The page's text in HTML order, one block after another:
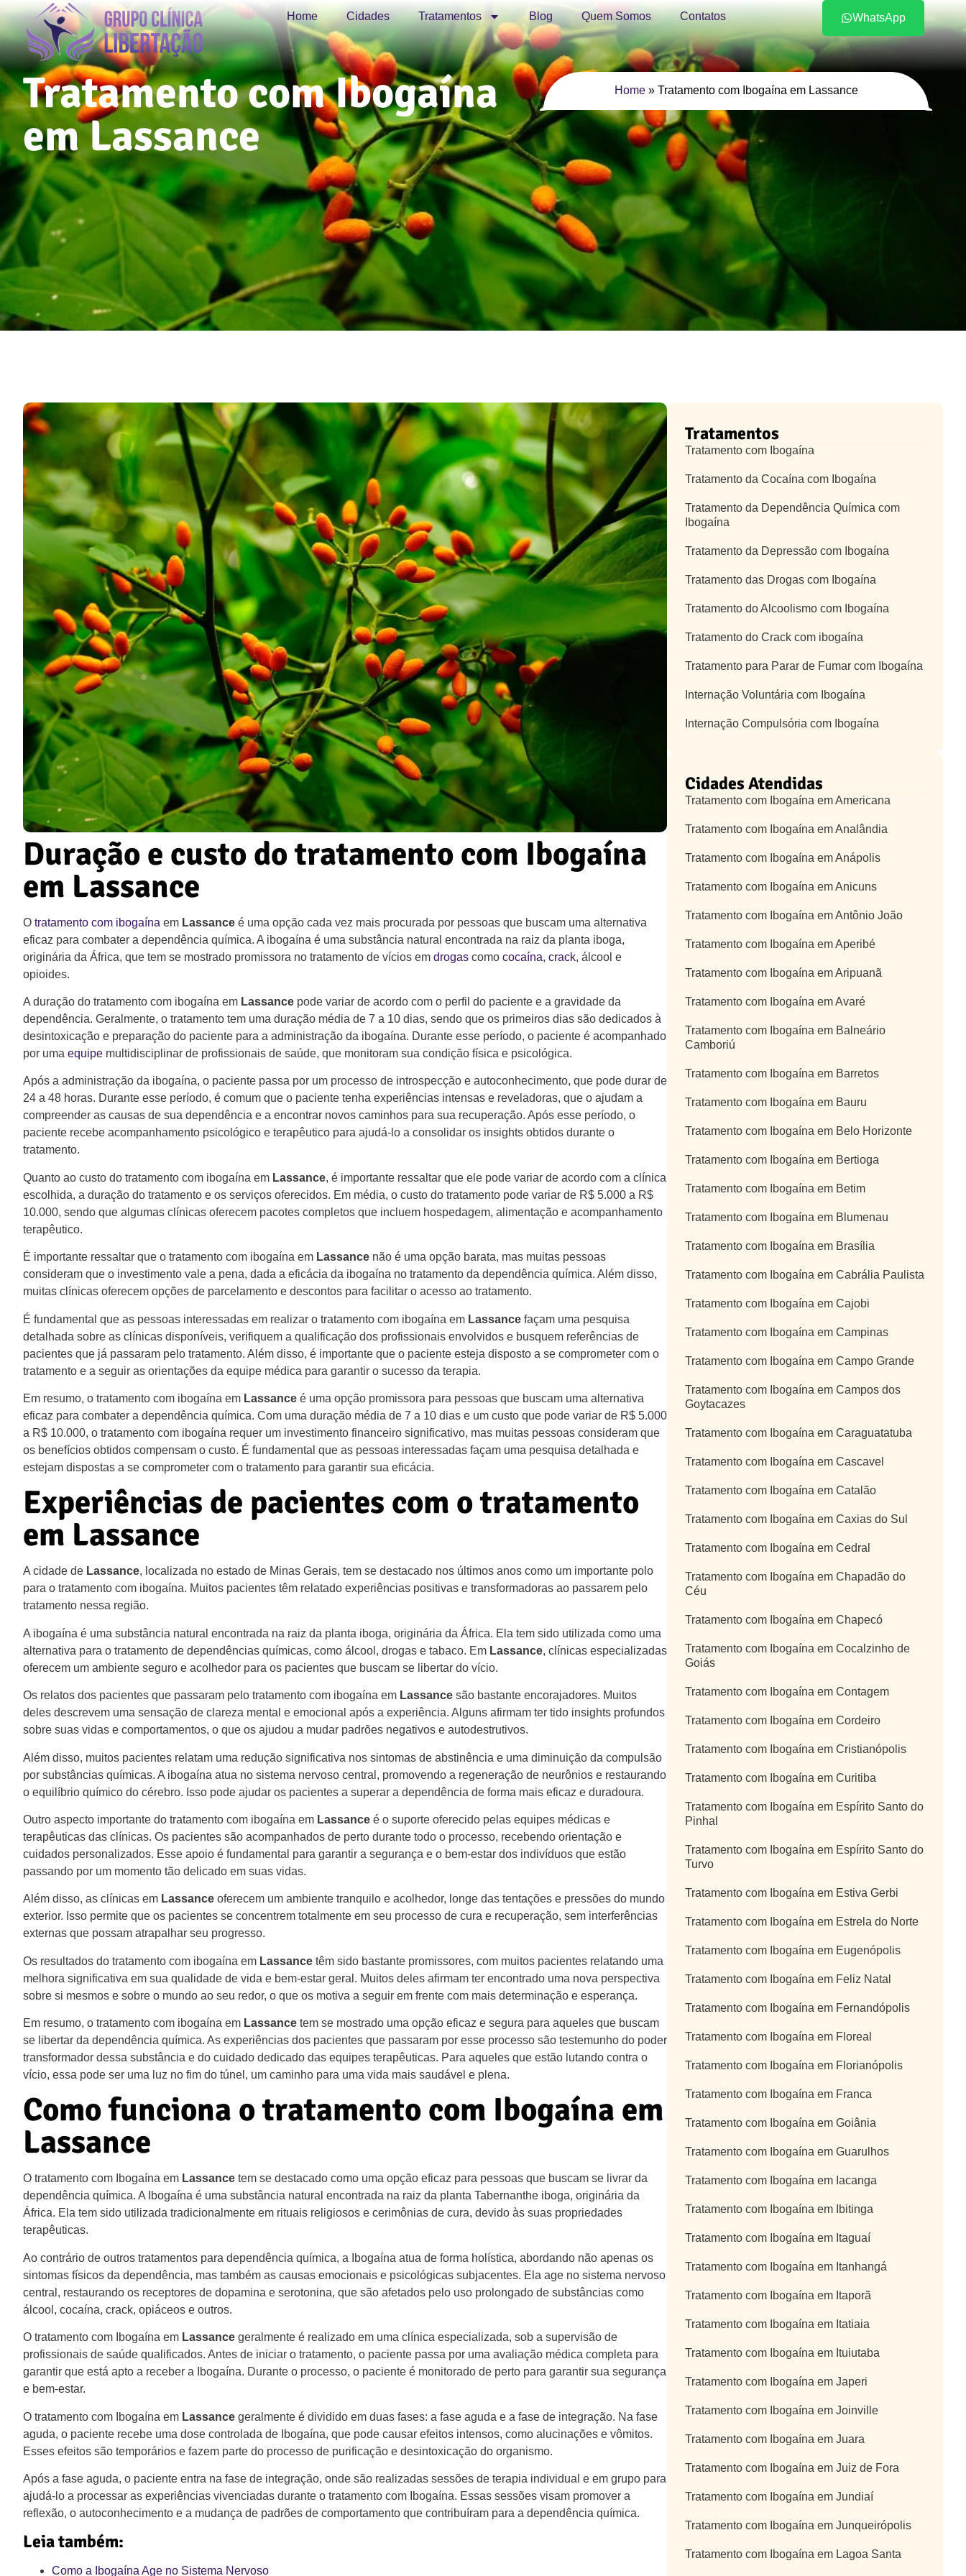
Home Cidades Tratamentos Blog Quem Somos Contatos WhatsApp
Tratamento com Ibogaína
em Lassance
Home» Tratamento com Ibogaína em Lassance
Duração e custo do tratamento com Ibogaína
em Lassance
O tratamento com ibogaína em Lassance é uma opção cada vez mais procurada por pessoas que buscam uma alternativa
eficaz para combater a dependência química. A ibogaína é uma substância natural encontrada na raiz da planta iboga,
originária da África, que tem se mostrado promissora no tratamento de vícios em drogas como cocaína, crack, álcool e
opioides.
A duração do tratamento com ibogaína em Lassance pode variar de acordo com o perfil do paciente e a gravidade da
dependência. Geralmente, o tratamento tem uma duração média de 7 a 10 dias, sendo que os primeiros dias são dedicados à
desintoxicação e preparação do paciente para a administração da ibogaína. Durante esse período, o paciente é acompanhado
por uma equipe multidisciplinar de profissionais de saúde, que monitoram sua condição física e psicológica.
Após a administração da ibogaína, o paciente passa por um processo de introspecção e autoconhecimento, que pode durar de
24 a 48 horas. Durante esse período, é comum que o paciente tenha experiências intensas e reveladoras, que o ajudam a
compreender as causas de sua dependência e a encontrar novos caminhos para sua recuperação. Após esse período, o
paciente recebe acompanhamento psicológico e terapêutico para ajudá-lo a consolidar os insights obtidos durante o
tratamento.
Quanto ao custo do tratamento com ibogaína em Lassance, é importante ressaltar que ele pode variar de acordo com a clínica
escolhida, a duração do tratamento e os serviços oferecidos. Em média, o custo do tratamento pode variar de R$ 5.000 a R$
10.000, sendo que algumas clínicas oferecem pacotes completos que incluem hospedagem, alimentação e acompanhamento
terapêutico.
É importante ressaltar que o tratamento com ibogaína em Lassance não é uma opção barata, mas muitas pessoas
consideram que o investimento vale a pena, dada a eficácia da ibogaína no tratamento da dependência química. Além disso,
muitas clínicas oferecem opções de parcelamento e descontos para facilitar o acesso ao tratamento.
É fundamental que as pessoas interessadas em realizar o tratamento com ibogaína em Lassance façam uma pesquisa
detalhada sobre as clínicas disponíveis, verifiquem a qualificação dos profissionais envolvidos e busquem referências de
pacientes que já passaram pelo tratamento. Além disso, é importante que o paciente esteja disposto a se comprometer com o
tratamento e a seguir as orientações da equipe médica para garantir o sucesso da terapia.
Em resumo, o tratamento com ibogaína em Lassance é uma opção promissora para pessoas que buscam uma alternativa
eficaz para combater a dependência química. Com uma duração média de 7 a 10 dias e um custo que pode variar de R$ 5.000
a R$ 10.000, o tratamento com ibogaína requer um investimento financeiro significativo, mas muitas pessoas consideram que
os benefícios obtidos compensam o custo. É fundamental que as pessoas interessadas façam uma pesquisa detalhada e
estejam dispostas a se comprometer com o tratamento para garantir sua eficácia.
Experiências de pacientes com o tratamento
em Lassance
A cidade de Lassance, localizada no estado de Minas Gerais, tem se destacado nos últimos anos como um importante polo
para o tratamento com ibogaína. Muitos pacientes têm relatado experiências positivas e transformadoras ao passarem pelo
tratamento nessa região.
A ibogaína é uma substância natural encontrada na raiz da planta iboga, originária da África. Ela tem sido utilizada como uma
alternativa para o tratamento de dependências químicas, como álcool, drogas e tabaco. Em Lassance, clínicas especializadas
oferecem um ambiente seguro e acolhedor para os pacientes que buscam se libertar do vício.
Os relatos dos pacientes que passaram pelo tratamento com ibogaína em Lassance são bastante encorajadores. Muitos
deles descrevem uma sensação de clareza mental e emocional após a experiência. Alguns afirmam ter tido insights profundos
sobre suas vidas e comportamentos, o que os ajudou a mudar padrões negativos e autodestrutivos.
Além disso, muitos pacientes relatam uma redução significativa nos sintomas de abstinência e uma diminuição da compulsão
por substâncias químicas. A ibogaína atua no sistema nervoso central, promovendo a regeneração de neurônios e restaurando
o equilíbrio químico do cérebro. Isso pode ajudar os pacientes a superar a dependência de forma mais eficaz e duradoura.
Outro aspecto importante do tratamento com ibogaína em Lassance é o suporte oferecido pelas equipes médicas e
terapêuticas das clínicas. Os pacientes são acompanhados de perto durante todo o processo, recebendo orientação e
cuidados personalizados. Esse apoio é fundamental para garantir a segurança e o bem-estar dos indivíduos que estão
passando por um momento tão delicado em suas vidas.
Além disso, as clínicas em Lassance oferecem um ambiente tranquilo e acolhedor, longe das tentações e pressões do mundo
exterior. Isso permite que os pacientes se concentrem totalmente em seu processo de cura e recuperação, sem interferências
externas que possam atrapalhar seu progresso.
Os resultados do tratamento com ibogaína em Lassance têm sido bastante promissores, com muitos pacientes relatando uma
melhora significativa em sua qualidade de vida e bem-estar geral. Muitos deles afirmam ter encontrado uma nova perspectiva
sobre si mesmos e sobre o mundo ao seu redor, o que os motiva a seguir em frente com mais determinação e esperança.
Em resumo, o tratamento com ibogaína em Lassance tem se mostrado uma opção eficaz e segura para aqueles que buscam
se libertar da dependência química. As experiências dos pacientes que passaram por esse processo são testemunho do poder
transformador dessa substância e do cuidado dedicado das equipes terapêuticas. Para aqueles que estão lutando contra o
vício, essa pode ser uma luz no fim do túnel, um caminho para uma vida mais saudável e plena.
Como funciona o tratamento com Ibogaína em
Lassance
O tratamento com Ibogaína em Lassance tem se destacado como uma opção eficaz para pessoas que buscam se livrar da
dependência química. A Ibogaína é uma substância natural encontrada na raiz da planta Tabernanthe iboga, originária da
África. Ela tem sido utilizada tradicionalmente em rituais religiosos e cerimônias de cura, devido às suas propriedades
terapêuticas.
Ao contrário de outros tratamentos para dependência química, a Ibogaína atua de forma holística, abordando não apenas os
sintomas físicos da dependência, mas também as causas emocionais e psicológicas subjacentes. Ela age no sistema nervoso
central, restaurando os receptores de dopamina e serotonina, que são afetados pelo uso prolongado de substâncias como
álcool, cocaína, crack, opiáceos e outros.
O tratamento com Ibogaína em Lassance geralmente é realizado em uma clínica especializada, sob a supervisão de
profissionais de saúde qualificados. Antes de iniciar o tratamento, o paciente passa por uma avaliação médica completa para
garantir que está apto a receber a Ibogaína. Durante o processo, o paciente é monitorado de perto para garantir sua segurança
e bem-estar.
O tratamento com Ibogaína em Lassance geralmente é dividido em duas fases: a fase aguda e a fase de integração. Na fase
aguda, o paciente recebe uma dose controlada de Ibogaína, que pode causar efeitos intensos, como alucinações e vômitos.
Esses efeitos são temporários e fazem parte do processo de purificação e desintoxicação do organismo.
Após a fase aguda, o paciente entra na fase de integração, onde são realizadas sessões de terapia individual e em grupo para
ajudá-lo a processar as experiências vivenciadas durante o tratamento com Ibogaína. Essas sessões visam promover a
reflexão, o autoconhecimento e a mudança de padrões de comportamento que contribuíram para a dependência química.
Leia também:
Como a Ibogaína Age no Sistema Nervoso
Tratamentos
Tratamento com Ibogaína
Tratamento da Cocaína com Ibogaína
Tratamento da Dependência Química com
Ibogaína
Tratamento da Depressão com Ibogaína
Tratamento das Drogas com Ibogaína
Tratamento do Alcoolismo com Ibogaína
Tratamento do Crack com ibogaína
Tratamento para Parar de Fumar com Ibogaína
Internação Voluntária com Ibogaína
Internação Compulsória com Ibogaína
Cidades Atendidas
Tratamento com Ibogaína em Americana
Tratamento com Ibogaína em Analândia
Tratamento com Ibogaína em Anápolis
Tratamento com Ibogaína em Anicuns
Tratamento com Ibogaína em Antônio João
Tratamento com Ibogaína em Aperibé
Tratamento com Ibogaína em Aripuanã
Tratamento com Ibogaína em Avaré
Tratamento com Ibogaína em Balneário
Camboriú
Tratamento com Ibogaína em Barretos
Tratamento com Ibogaína em Bauru
Tratamento com Ibogaína em Belo Horizonte
Tratamento com Ibogaína em Bertioga
Tratamento com Ibogaína em Betim
Tratamento com Ibogaína em Blumenau
Tratamento com Ibogaína em Brasília
Tratamento com Ibogaína em Cabrália Paulista
Tratamento com Ibogaína em Cajobi
Tratamento com Ibogaína em Campinas
Tratamento com Ibogaína em Campo Grande
Tratamento com Ibogaína em Campos dos
Goytacazes
Tratamento com Ibogaína em Caraguatatuba
Tratamento com Ibogaína em Cascavel
Tratamento com Ibogaína em Catalão
Tratamento com Ibogaína em Caxias do Sul
Tratamento com Ibogaína em Cedral
Tratamento com Ibogaína em Chapadão do
Céu
Tratamento com Ibogaína em Chapecó
Tratamento com Ibogaína em Cocalzinho de
Goiás
Tratamento com Ibogaína em Contagem
Tratamento com Ibogaína em Cordeiro
Tratamento com Ibogaína em Cristianópolis
Tratamento com Ibogaína em Curitiba
Tratamento com Ibogaína em Espírito Santo do
Pinhal
Tratamento com Ibogaína em Espírito Santo do
Turvo
Tratamento com Ibogaína em Estiva Gerbi
Tratamento com Ibogaína em Estrela do Norte
Tratamento com Ibogaína em Eugenópolis
Tratamento com Ibogaína em Feliz Natal
Tratamento com Ibogaína em Fernandópolis
Tratamento com Ibogaína em Floreal
Tratamento com Ibogaína em Florianópolis
Tratamento com Ibogaína em Franca
Tratamento com Ibogaína em Goiânia
Tratamento com Ibogaína em Guarulhos
Tratamento com Ibogaína em Iacanga
Tratamento com Ibogaína em Ibitinga
Tratamento com Ibogaína em Itaguaí
Tratamento com Ibogaína em Itanhangá
Tratamento com Ibogaína em Itaporã
Tratamento com Ibogaína em Itatiaia
Tratamento com Ibogaína em Ituiutaba
Tratamento com Ibogaína em Japeri
Tratamento com Ibogaína em Joinville
Tratamento com Ibogaína em Juara
Tratamento com Ibogaína em Juiz de Fora
Tratamento com Ibogaína em Jundiaí
Tratamento com Ibogaína em Junqueirópolis
Tratamento com Ibogaína em Lagoa Santa